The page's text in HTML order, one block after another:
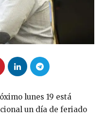
lunes 19 está
un día de feriado